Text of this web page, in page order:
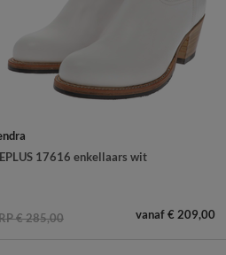
17616 enkellaars wit
€ 285,00 vanaf € 209,00